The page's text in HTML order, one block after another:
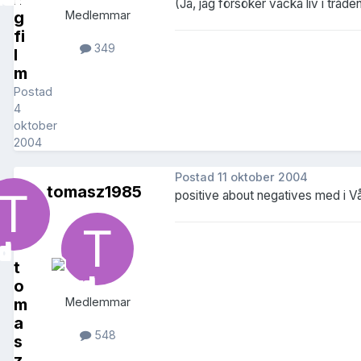
g
fi
l
m
Postad
4
oktober
2004
Medlemmar
349
(Ja, jag försöker väcka liv i
t
o
m
a
s
tomasz1985
Medlemmar
548
Postad 11 oktober 2004
positive about negatives med i